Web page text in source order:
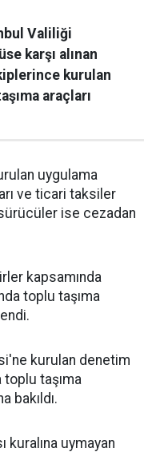
Valiliği
karşı alınan
kurulan
araçları
uygulama
ve ticari taksiler
ise cezadan
kapsamında
toplu taşıma
kurulan denetim
toplu taşıma
bakıldı.
kuralına uymayan